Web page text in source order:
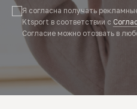
Я согласна получать
Ktsport в соответствии с
Согласие можно отозвать в